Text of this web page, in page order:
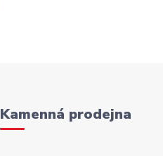
Kamenná prodejna